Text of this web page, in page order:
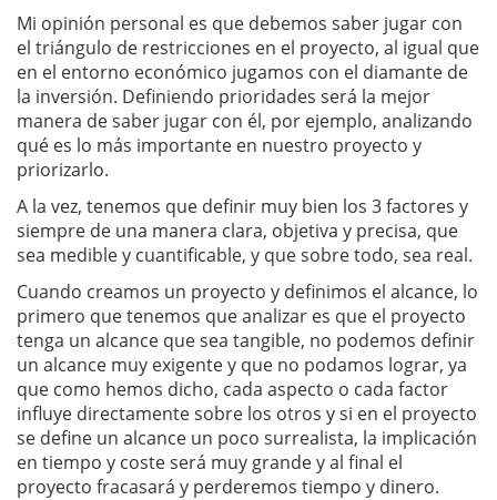
Mi opinión personal es que debemos saber jugar con
el triángulo de restricciones en el proyecto, al igual que
en el entorno económico jugamos con el diamante de
la inversión. Definiendo prioridades será la mejor
manera de saber jugar con él, por ejemplo, analizando
qué es lo más importante en nuestro proyecto y
priorizarlo.
A la vez, tenemos que definir muy bien los 3 factores y
siempre de una manera clara, objetiva y precisa, que
sea medible y cuantificable, y que sobre todo, sea real.
Cuando creamos un proyecto y definimos el alcance, lo
primero que tenemos que analizar es que el proyecto
tenga un alcance que sea tangible, no podemos definir
un alcance muy exigente y que no podamos lograr, ya
que como hemos dicho, cada aspecto o cada factor
influye directamente sobre los otros y si en el proyecto
se define un alcance un poco surrealista, la implicación
en tiempo y coste será muy grande y al final el
proyecto fracasará y perderemos tiempo y dinero.